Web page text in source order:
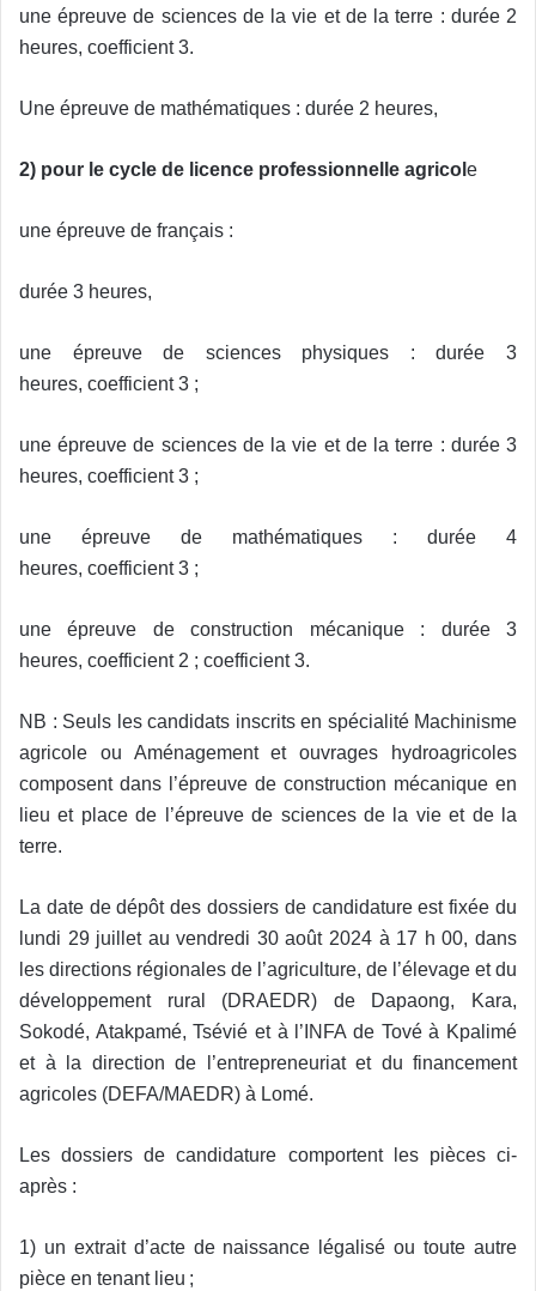
une épreuve de sciences de la vie et de la terre : durée 2
heures, coefficient 3.
Une épreuve de mathématiques : durée 2 heures,
2) pour le cycle de licence professionnelle agricol e
une épreuve de français :
durée 3 heures,
une épreuve de sciences physiques :durée 3
heures, coefficient 3 ;
une épreuve de sciences de la vie et de la terre : durée 3
heures, coefficient 3 ;
une épreuve de mathématiques : durée 4
heures, coefficient 3 ;
une épreuve de construction mécanique : durée 3
heures, coefficient 2 ; coefficient 3.
NB : Seuls les candidats inscrits en spécialité Machinisme
agricole ou Aménagement et ouvrages hydroagricoles
composent dans l’épreuve de construction mécanique en
lieu et place de l’épreuve de sciences de la vie et de la
terre.
La date de dépôt des dossiers de candidature est fixée du
lundi 29 juillet au vendredi 30 août 2024 à 17 h 00, dans
les directions régionales de l’agriculture, de l’élevage et du
développement rural (DRAEDR) de Dapaong, Kara,
Sokodé, Atakpamé, Tsévié et à l’INFA de Tové à Kpalimé
et à la direction de l’entrepreneuriat et du financement
agricoles (DEFA/MAEDR) à Lomé.
Les dossiers de candidature comportent les pièces ci-
après :
1) un extrait d’acte de naissance légalisé ou toute autre
pièce en tenant lieu ;